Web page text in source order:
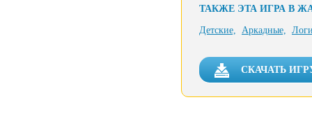
ТАКЖЕ ЭТА ИГРА В
Детские, Аркадные,
СКАЧАТЬ